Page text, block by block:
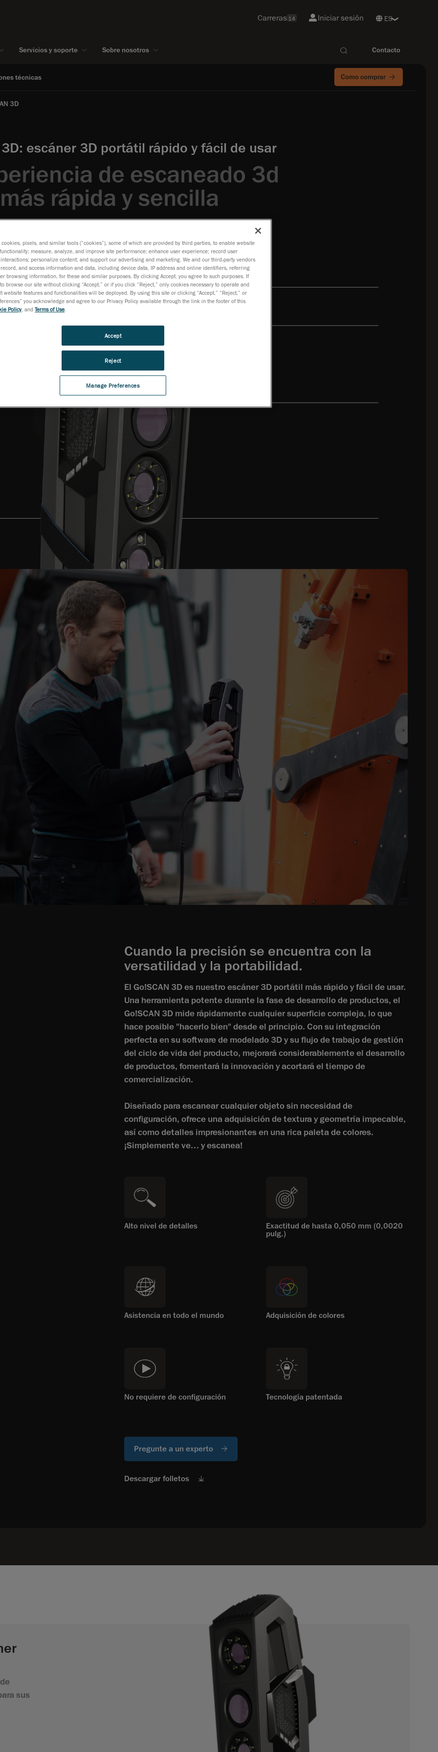
Carreras 14 Iniciar sesión
Servicios y soporte Sobre nosotros Contacto
técnicas Como comprar
3D
3D: escáner 3D portátil rápido y fácil de usar
de escaneado 3d
más rápida y sencilla
Cuando la precisión se encuentra con la
versatilidad y la portabilidad.
El Go!SCAN 3D es nuestro escáner 3D portátil más rápido y fácil de usar.
Una herramienta potente durante la fase de desarrollo de productos, el
Go!SCAN 3D mide rápidamente cualquier superficie compleja, lo que
hace posible "hacerlo bien" desde el principio. Con su integración
perfecta en su software de modelado 3D y su flujo de trabajo de gestión
del ciclo de vida del producto, mejorará considerablemente el desarrollo
de productos, fomentará la innovación y acortará el tiempo de
comercialización.
Diseñado para escanear cualquier objeto sin necesidad de
configuración, ofrece una adquisición de textura y geometría impecable,
así como detalles impresionantes en una rica paleta de colores.
¡Simplemente ve... y escanea!
Alto nivel de detalles
Exactitud de hasta 0,050 mm (0,0020
pulg.)
Asistencia en todo el mundo Adquisición de colores
No requiere de configuración Tecnología patentada
Pregunte a un experto
Descargar folletos
sus
cookies, pixels, and similar tools (“cookies”), some of which are provided by third parties, to enable website
measure, analyze, and improve site performance; enhance user experience; record user
personalize content; and support our advertising and marketing. We and our third-party vendors
and access information and data, including device data, IP address and online identifiers, referring
browsing information, for these and similar purposes. By clicking Accept, you agree to such purposes. If
browse our site without clicking “Accept,” or if you click “Reject,” only cookies necessary to operate and
website features and functionalities will be deployed. By using this site or clicking “Accept,” “Reject,” or
you acknowledge and agree to our Privacy Policy available through the link in the footer of this
Policy, and Terms of Use
Manage Preferences
Reject
Accept